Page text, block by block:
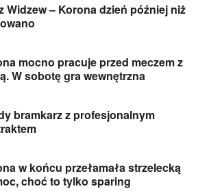
Widzew – Korona dzień później niż
mocno pracuje przed meczem z
W sobotę gra wewnętrzna
bramkarz z profesjonalnym
w końcu przełamała strzelecką
choć to tylko sparing